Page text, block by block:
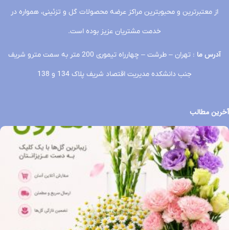
از معتبرترین و محبوبترین مراکز عرضه محصولات گل و تزئینی، همواره در
خدمت مشتریان عزیز بوده است.
آدرس ما
: تهران – طرشت – چهارراه تیموری 200 متر به سمت مترو شریف
جنب دانشکده مدیریت اقتصاد شریف پلاک 134 و 138
آخرین مطالب